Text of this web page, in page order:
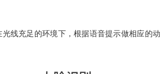
线充足的环境下，根据语音提示做相应的